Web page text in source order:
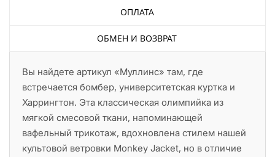
ОПЛАТА
ОБМЕН И ВОЗВРАТ
Вы найдете артикул «Муллинс» там, где
встречается бомбер, университетская куртка и
Харрингтон. Эта классическая олимпийка из
мягкой смесовой ткани, напоминающей
вафельный трикотаж, вдохновлена стилем нашей
культовой ветровки Monkey Jacket, но в отличие